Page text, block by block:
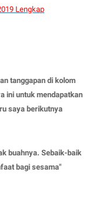
Lengkap
tanggapan di kolom
ini untuk mendapatkan
saya berikutnya
buahnya. Sebaik-baik
bagi sesama"